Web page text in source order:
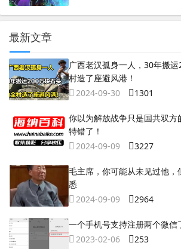
最新文章
广西老汉孤身一人，30年搬
村造了座避风港！
2024-09-30
1301
你以为解放战争只是国共双方
特错了！
2024-09-09
3227
毛主席，你可能从未见过他，
悉
2024-09-09
2964
一个手机号支持注册两个微信
2023-02-06
253